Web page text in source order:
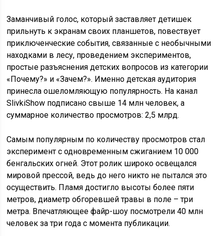
Заманчивый голос, который заставляет детишек
прильнуть к экранам своих планшетов, повествует
приключенческие события, связанные с необычными
находками в лесу, проведением экспериментов,
простые разъяснения детских вопросов из категории
«Почему?» и «Зачем?». Именно детская аудитория
принесла ошеломляющую популярность. На канал
SlivkiShow подписано свыше 14 млн человек, а
суммарное количество просмотров: 2,5 млрд.
Самым популярным по количеству просмотров стал
эксперимент с одновременным сжиганием 10 000
бенгальских огней. Этот ролик широко освещался
мировой прессой, ведь до него никто не пытался это
осуществить. Пламя достигло высоты более пяти
метров, диаметр обгоревшей травы в поле – три
метра. Впечатляющее файр-шоу посмотрели 40 млн
человек за три года с момента публикации.